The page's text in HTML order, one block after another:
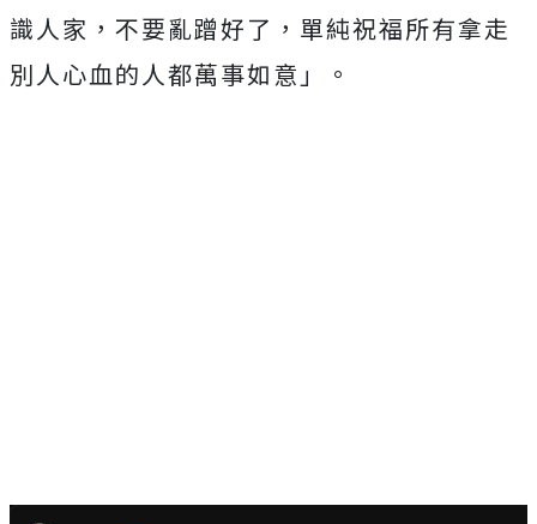
識人家，不要亂蹭好了，單純祝福所有拿走
別人心血的人都萬事如意」。